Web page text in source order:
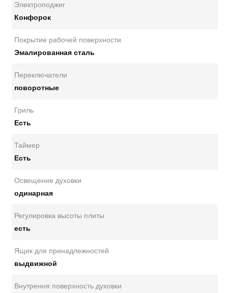
Электроподжиг
Конфорок
Покрытие рабочей поверхности
Эмалированная сталь
Переключатели
поворотные
Гриль
Есть
Таймер
Есть
Освещение духовки
одинарная
Регулировка высоты плиты
есть
Ящик для принадлежностей
выдвижной
Внутрення поверхность духовки